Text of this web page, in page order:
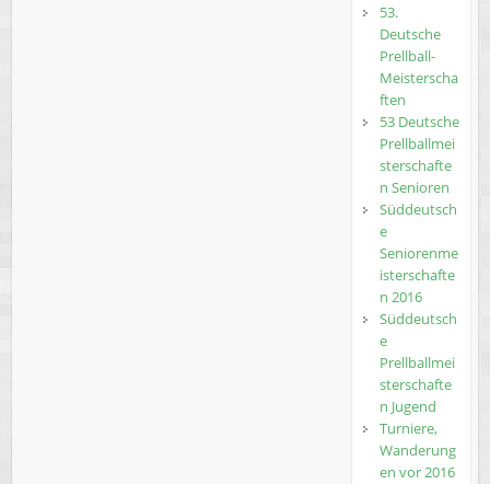
53.
Deutsche
Prellball-
Meisterscha
ften
53 Deutsche
Prellballmei
sterschafte
n Senioren
Süddeutsch
e
Seniorenme
isterschafte
n 2016
Süddeutsch
e
Prellballmei
sterschafte
n Jugend
Turniere,
Wanderung
en vor 2016